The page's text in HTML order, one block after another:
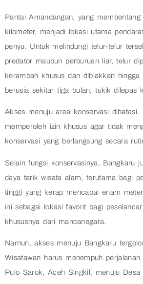
Pantai Amandangan, yang membentang
kilometer, menjadi lokasi utama
penyu. Untuk melindungi telur-telur
predator maupun perburuan liar, telur
kerambah khusus dan dibiakkan hingga
berusia sekitar tiga bulan, tukik dilepas
Akses menuju area konservasi dibatasi.
memperoleh izin khusus agar tidak
konservasi yang berlangsung secara
Selain fungsi konservasinya, Bangkaru
daya tarik wisata alam, terutama bagi
tinggi yang kerap mencapai enam
ini sebagai lokasi favorit bagi
khususnya dari mancanegara.
Namun, akses menuju Bangkaru
Wisatawan harus menempuh
Pulo Sarok, Aceh Singkil, menuju Desa